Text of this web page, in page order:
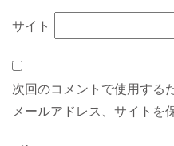
サイト
次回のコメントで使用する
メールアドレス、サイトを